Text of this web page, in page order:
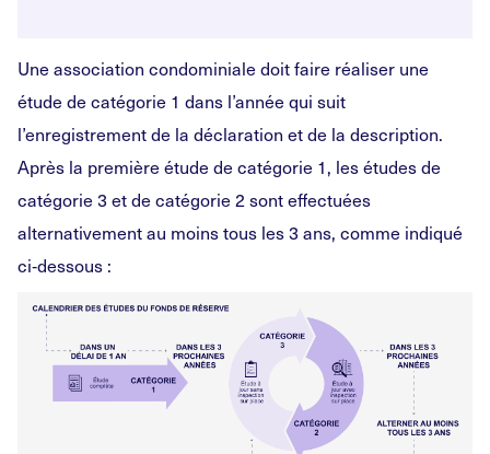
Une association condominiale doit faire réaliser une
étude de catégorie 1 dans l’année qui suit
l’enregistrement de la déclaration et de la description.
Après la première étude de catégorie 1, les études de
catégorie 3 et de catégorie 2 sont effectuées
alternativement au moins tous les 3 ans, comme indiqué
ci‑dessous :